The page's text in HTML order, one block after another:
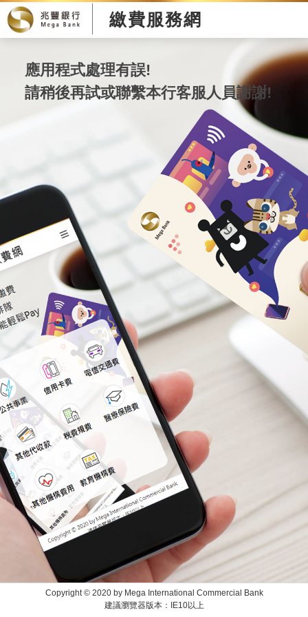
繳費服務網
應用程式處理有誤!
請稍後再試或聯繫本行客服人員謝謝!
Copyright © 2020 by Mega International Commercial Bank
建議瀏覽器版本：IE10以上